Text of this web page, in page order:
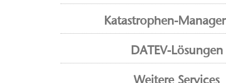
Katastrophen-
DATEV-Lösungen
Weitere Services